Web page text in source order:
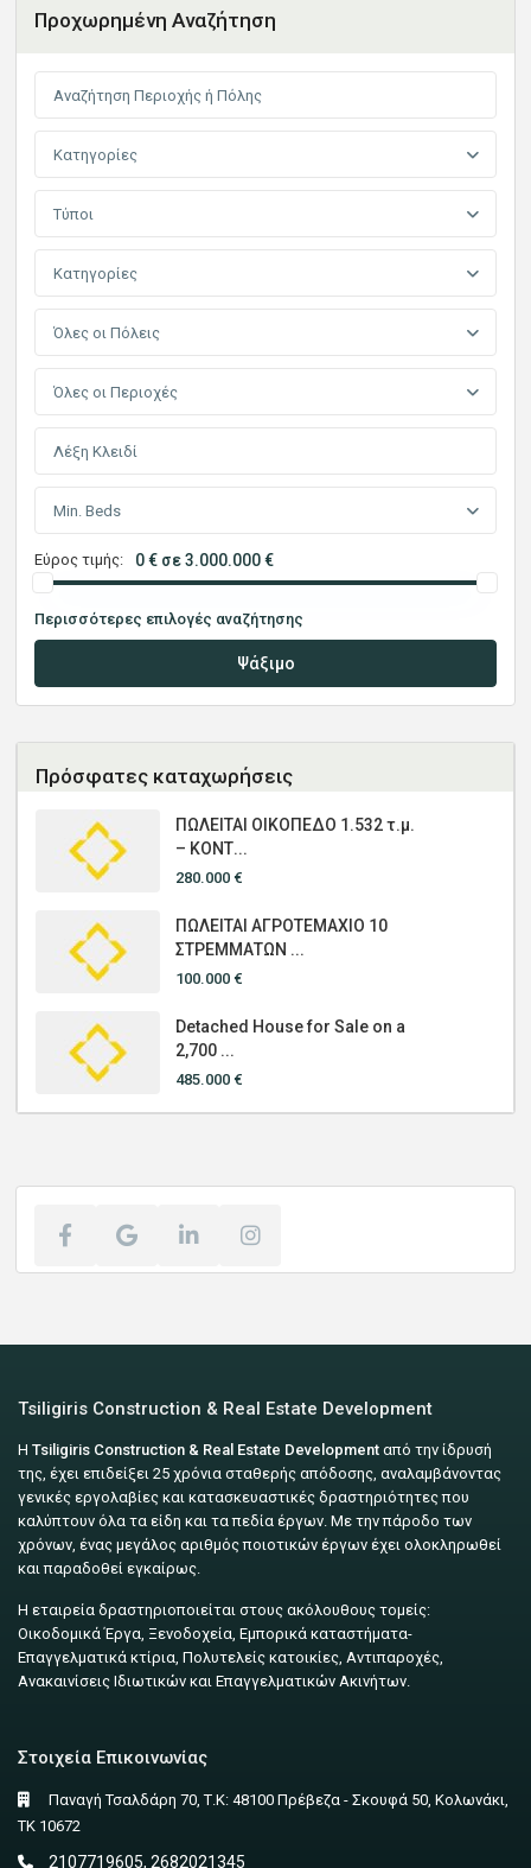
Προχωρημένη Αναζήτηση
Κατηγορίες
Τύποι
Κατηγορίες
Όλες οι Πόλεις
Όλες οι Περιοχές
Min. Beds
Εύρος τιμής: 0 € σε 3.000.000 €
Περισσότερες επιλογές αναζήτησης
Ψάξιμο
Πρόσφατες καταχωρήσεις
ΠΩΛΕΙΤΑΙ ΟΙΚΟΠΕΔΟ 1.532 τ.μ.
– ΚΟΝΤ...
280.000 €
ΠΩΛΕΙΤΑΙ ΑΓΡΟΤΕΜΑΧΙΟ 10
ΣΤΡΕΜΜΑΤΩΝ ...
100.000 €
Detached House for Sale on a
2,700 ...
485.000 €
Tsiligiris Construction & Real Estate Development
ΗTsiligiris Construction & Real Estate Development από την ίδρυσή
της, έχει επιδείξει 25 χρόνια σταθερής απόδοσης, αναλαμβάνοντας
γενικές εργολαβίες και κατασκευαστικές δραστηριότητες που
καλύπτουν όλα τα είδη και τα πεδία έργων. Με την πάροδο των
χρόνων, ένας μεγάλος αριθμός ποιοτικών έργων έχει ολοκληρωθεί
και παραδοθεί εγκαίρως.
Η εταιρεία δραστηριοποιείται στους ακόλουθους τομείς:
Οικοδομικά Έργα, Ξενοδοχεία, Εμπορικά καταστήματα-
Επαγγελματικά κτίρια, Πολυτελείς κατοικίες, Αντιπαροχές,
Ανακαινίσεις Ιδιωτικών και Επαγγελματικών Ακινήτων.
Στοιχεία Επικοινωνίας
Παναγή Τσαλδάρη 70, Τ.Κ: 48100 Πρέβεζα - Σκουφά 50, Κολωνάκι,
ΤΚ 10672
2107719605, 2682021345